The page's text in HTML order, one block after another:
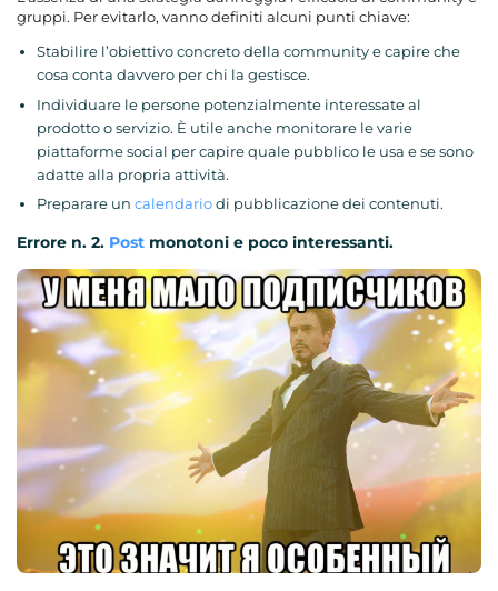
gruppi. Per evitarlo, vanno definiti alcuni punti chiave:
Stabilire l’obiettivo concreto della community e capire che
cosa conta davvero per chi la gestisce.
Individuare le persone potenzialmente interessate al
prodotto o servizio. È utile anche monitorare le varie
piattaforme social per capire quale pubblico le usa e se sono
adatte alla propria attività.
Preparare un calendariodi pubblicazione dei contenuti.
Errore n. 2. Post monotoni e poco interessanti.